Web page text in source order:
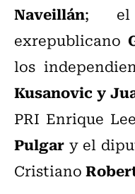
Naveillán; el
exrepublicano
los
Kusanovic y
PRI Enrique
Pulgar y el
Cristiano